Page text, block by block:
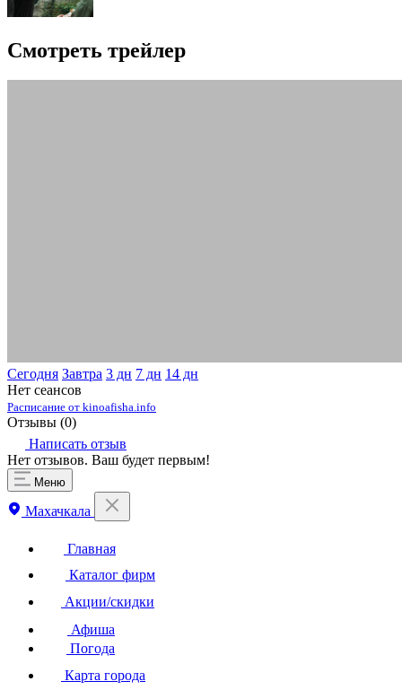
Смотреть трейлер
Сегодня Завтра 3 дн 7 дн 14 дн
Нет сеансов
Расписание от kinoafisha.info
Отзывы (0)
Написать отзыв
Нет отзывов. Ваш будет первым!
Меню
Махачкала
Главная
Каталог фирм
Акции/скидки
Афиша
Погода
Карта города